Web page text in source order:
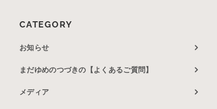
CATEGORY
お知らせ
まだゆめのつづきの【よくあるご質問】
メディア